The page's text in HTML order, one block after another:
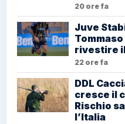
20 ore fa
Juve
rivestire
22 ore fa
DDL
cresce il
Rischio
l’Italia